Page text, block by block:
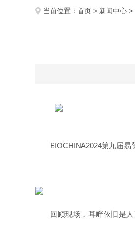
当前位置： 首页 > 新闻中心 >
BIOCHINA2024第九届易
回顾现场，耳畔依旧是